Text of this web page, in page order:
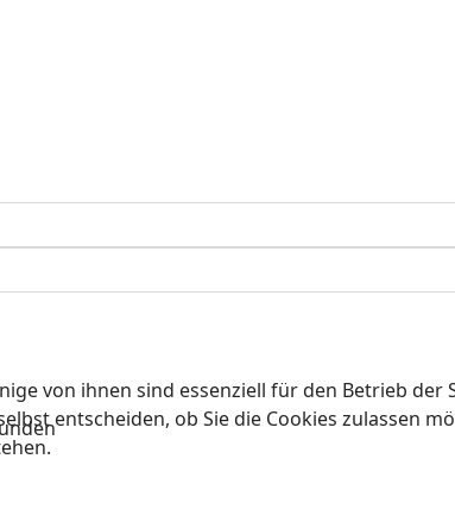
von ihnen sind essenziell für den Betrieb
entscheiden, ob Sie die Cookies zulassen